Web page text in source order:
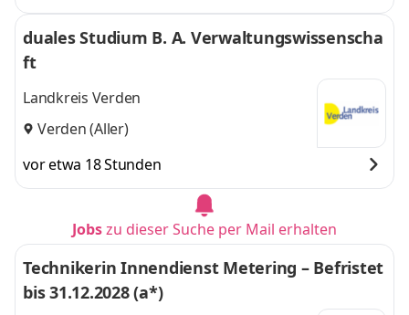
duales Studium B. A. Verwaltungswissenscha
ft
Landkreis Verden
Verden (Aller)
vor etwa 18 Stunden
Jobszu dieser Suche per Mail erhalten
Technikerin Innendienst Metering – Befristet
bis 31.12.2028 (a*)